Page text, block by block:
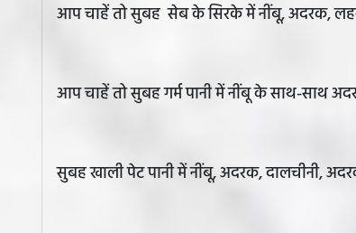
आप चाहें तो सुबह सेब के सिरके में नींबू, अदरक,
आप चाहें तो सुबह गर्म पानी में नींबू के साथ-साथ
सुबह खाली पेट पानी में नींबू, अदरक, दालचीनी,